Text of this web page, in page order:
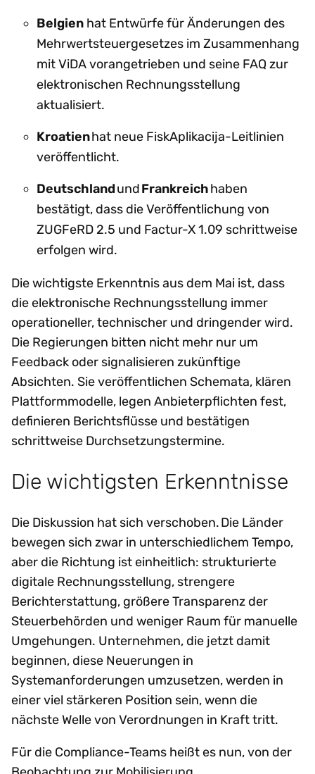
Belgien hat Entwürfe für Änderungen des
Mehrwertsteuergesetzes im Zusammenhang
mit ViDA vorangetrieben und seine FAQ zur
elektronischen Rechnungsstellung
aktualisiert.
Kroatienhat neue FiskAplikacija-Leitlinien
veröffentlicht.
DeutschlandundFrankreichhaben
bestätigt, dass die Veröffentlichung von
ZUGFeRD 2.5 und Factur-X 1.09 schrittweise
erfolgen wird.
Die wichtigste Erkenntnis aus dem Mai ist, dass
die elektronische Rechnungsstellung immer
operationeller, technischer und dringender wird.
Die Regierungen bitten nicht mehr nur um
Feedback oder signalisieren zukünftige
Absichten. Sie veröffentlichen Schemata, klären
Plattformmodelle, legen Anbieterpflichten fest,
definieren Berichtsflüsse und bestätigen
schrittweise Durchsetzungstermine.
Die wichtigsten Erkenntnisse
Die Diskussion hat sich verschoben. Die Länder
bewegen sich zwar in unterschiedlichem Tempo,
aber die Richtung ist einheitlich: strukturierte
digitale Rechnungsstellung, strengere
Berichterstattung, größere Transparenz der
Steuerbehörden und weniger Raum für manuelle
Umgehungen. Unternehmen, die jetzt damit
beginnen, diese Neuerungen in
Systemanforderungen umzusetzen, werden in
einer viel stärkeren Position sein, wenn die
nächste Welle von Verordnungen in Kraft tritt.
Für die Compliance-Teams heißt es nun, von der